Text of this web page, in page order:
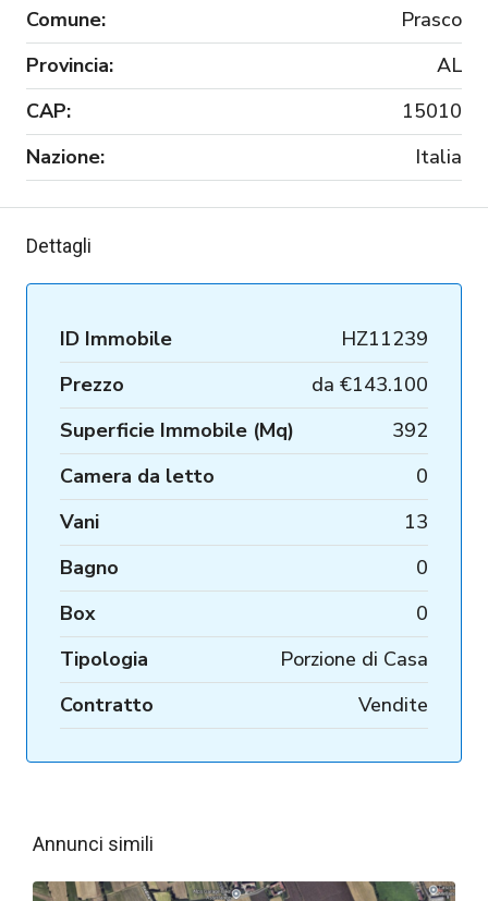
Comune:
Prasco
Provincia:
AL
CAP:
15010
Nazione:
Italia
Dettagli
ID Immobile
HZ11239
Prezzo
da €143.100
Superficie Immobile (Mq)
392
Camera da letto
0
Vani
13
Bagno
0
Box
0
Tipologia
Porzione di Casa
Contratto
Vendite
Annunci simili